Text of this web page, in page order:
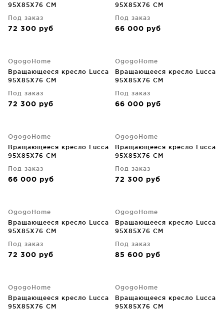
95X85X76 CM
Под заказ
72 300 руб
95X85X76 CM
Под заказ
66 000 руб
OgogoHome
Вращающееся кресло Lucca
95X85X76 CM
Под заказ
72 300 руб
OgogoHome
Вращающееся кресло Lucca
95X85X76 CM
Под заказ
66 000 руб
OgogoHome
Вращающееся кресло Lucca
95X85X76 CM
Под заказ
66 000 руб
OgogoHome
Вращающееся кресло Lucca
95X85X76 CM
Под заказ
72 300 руб
OgogoHome
Вращающееся кресло Lucca
95X85X76 CM
Под заказ
72 300 руб
OgogoHome
Вращающееся кресло Lucca
95X85X76 CM
Под заказ
85 600 руб
OgogoHome
Вращающееся кресло Lucca
95X85X76 CM
OgogoHome
Вращающееся кресло Lucca
95X85X76 CM